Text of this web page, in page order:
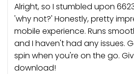
Alright, so I stumbled upon
'why not?' Honestly, pretty
mobile experience. Runs
and I haven't had any issues.
spin when you're on the go.
download!